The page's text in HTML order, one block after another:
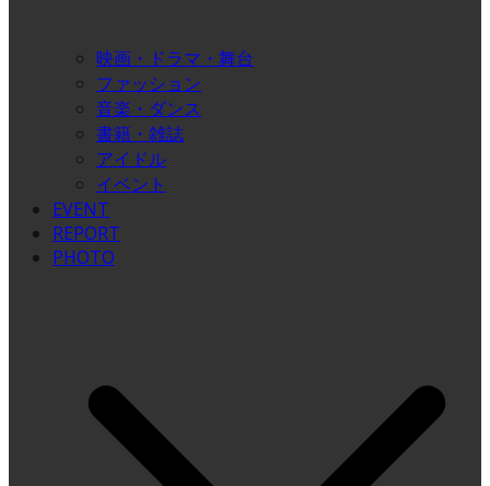
映画・ドラマ・舞台
ファッション
音楽・ダンス
書籍・雑誌
アイドル
イベント
EVENT
REPORT
PHOTO